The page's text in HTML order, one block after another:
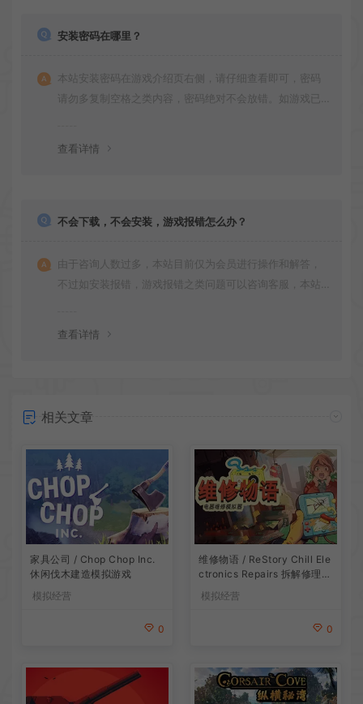
安装密码在哪里？
本站安装密码在游戏介绍页右侧，请仔细查看即可，密码
请勿多复制空格之类内容，密码绝对不会放错。如游戏已
查看详情
不会下载，不会安装，游戏报错怎么办？
由于咨询人数过多，本站目前仅为会员进行操作和解答，
不过如安装报错，游戏报错之类问题可以咨询客服，本站
查看详情
相关文章
家具公司 / Chop Chop Inc.
休闲伐木建造模拟游戏
模拟经营
0
维修物语 / ReStory Chill Ele
ctronics Repairs 拆解修理模
拟游戏
模拟经营
0